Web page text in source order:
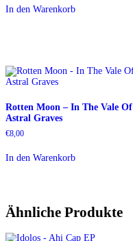
In den Warenkorb
Rotten Moon – In The Vale Of
Astral Graves
€8,00
In den Warenkorb
Ähnliche Produkte